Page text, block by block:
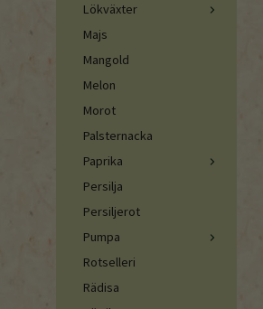
Lökväxter
Majs
Mangold
Melon
Morot
Palsternacka
Paprika
Persilja
Persiljerot
Pumpa
Rotselleri
Rädisa